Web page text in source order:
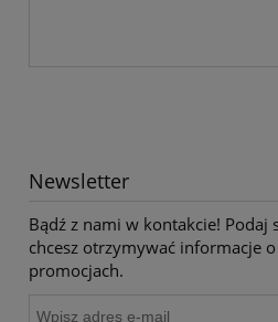
Newsletter
Bądź z nami w kontakcie! Podaj
chcesz otrzymywać informacje
promocjach.